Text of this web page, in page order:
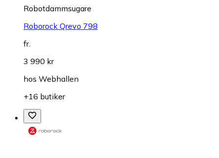
Robotdammsugare
Roborock Qrevo 798
fr.
3 990 kr
hos Webhallen
+16 butiker